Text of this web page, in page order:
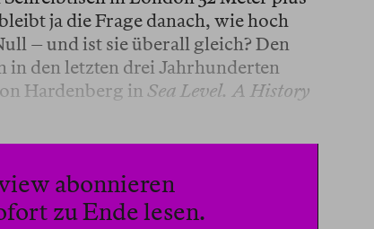
ja die Frage danach, wie hoch
– und ist sie überall gleich? Den
den letzten drei Jahrhunderten
Hardenberg in Sea Level. A History
abonnieren
zu Ende lesen.